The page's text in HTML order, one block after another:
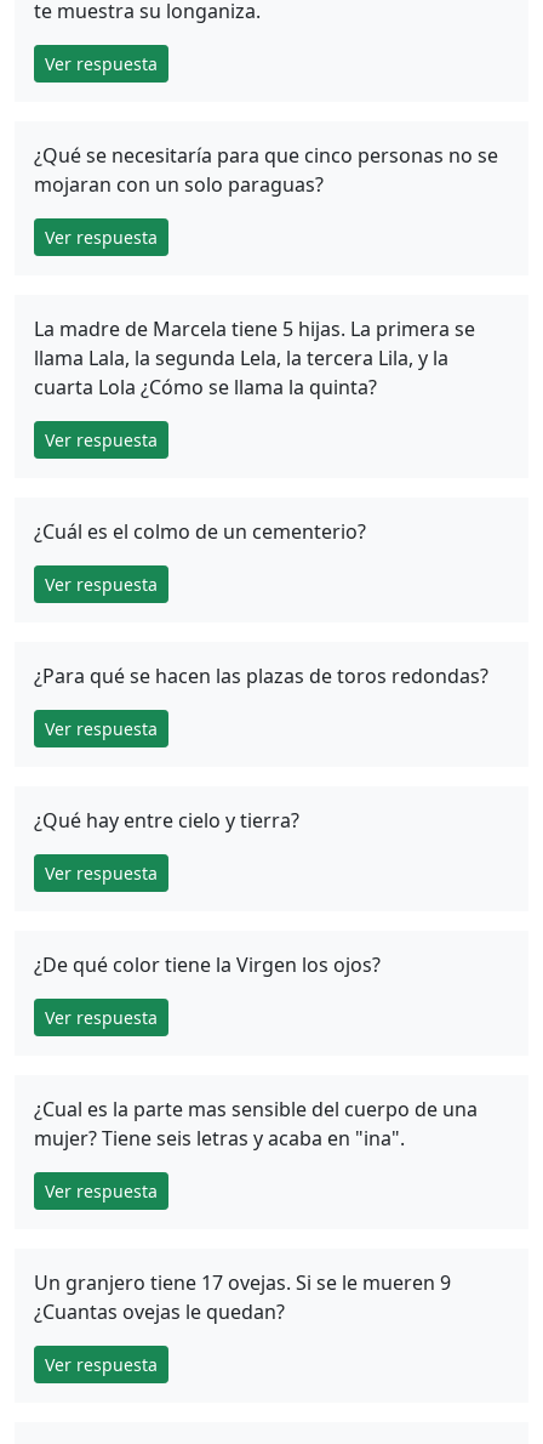
te muestra su longaniza.
Ver respuesta
¿Qué se necesitaría para que cinco personas no se
mojaran con un solo paraguas?
Ver respuesta
La madre de Marcela tiene 5 hijas. La primera se
llama Lala, la segunda Lela, la tercera Lila, y la
cuarta Lola ¿Cómo se llama la quinta?
Ver respuesta
¿Cuál es el colmo de un cementerio?
Ver respuesta
¿Para qué se hacen las plazas de toros redondas?
Ver respuesta
¿Qué hay entre cielo y tierra?
Ver respuesta
¿De qué color tiene la Virgen los ojos?
Ver respuesta
¿Cual es la parte mas sensible del cuerpo de una
mujer? Tiene seis letras y acaba en "ina".
Ver respuesta
Un granjero tiene 17 ovejas. Si se le mueren 9
¿Cuantas ovejas le quedan?
Ver respuesta